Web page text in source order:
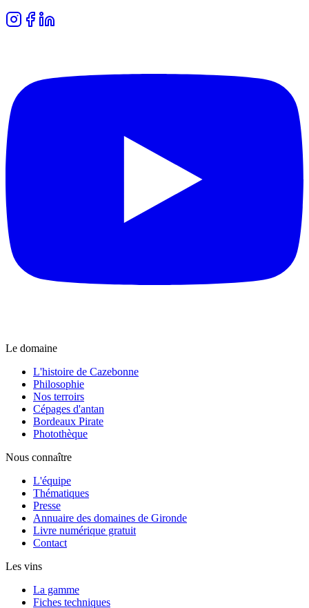
Le domaine
L'histoire de Cazebonne
Philosophie
Nos terroirs
Cépages d'antan
Bordeaux Pirate
Photothèque
Nous connaître
L'équipe
Thématiques
Presse
Annuaire des domaines de Gironde
Livre numérique gratuit
Contact
Les vins
La gamme
Fiches techniques